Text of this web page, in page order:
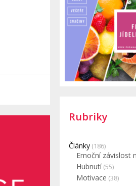
Rubriky
Články (186)
Emoční závislost
Hubnutí(55)
Motivace (38)